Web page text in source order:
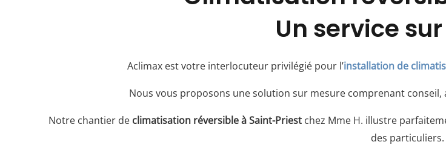
Un service
Aclimax est votre interlocuteur privilégié pour l’installation de
Nous vous proposons une solution sur mesure comprenant
Notre chantier de climatisation réversible à Saint-Priestchez Mme H. illustre
des particuliers.